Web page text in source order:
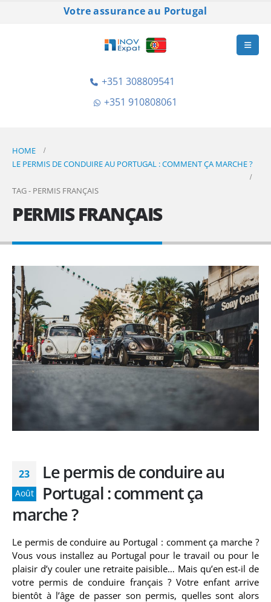
Votre assurance au Portugal
+351 308809541
+351 910808061
HOME
LE PERMIS DE CONDUIRE AU PORTUGAL : COMMENT ÇA MARCHE ?
TAG - PERMIS FRANÇAIS
PERMIS FRANÇAIS
23
Août
Le permis de conduire au
Portugal : comment ça
marche ?
Le permis de conduire au Portugal : comment ça marche ?
Vous vous installez au Portugal pour le travail ou pour le
plaisir d’y couler une retraite paisible… Mais qu’en est-il de
votre permis de conduire français ? Votre enfant arrive
bientôt à l’âge de passer son permis, quelles sont alors